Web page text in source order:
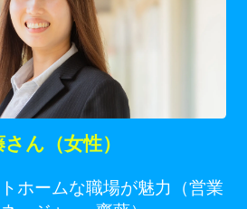
ん（女性）
ホームな職場が魅力（営業